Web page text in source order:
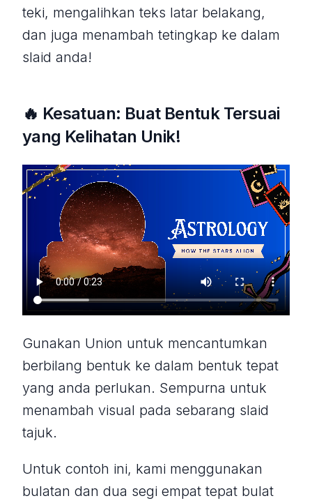
teki, mengalihkan teks latar belakang,
dan juga menambah tetingkap ke dalam
slaid anda!
🔥 Kesatuan: Buat Bentuk Tersuai
yang Kelihatan Unik!
Gunakan Union untuk mencantumkan
berbilang bentuk ke dalam bentuk tepat
yang anda perlukan. Sempurna untuk
menambah visual pada sebarang slaid
tajuk.
Untuk contoh ini, kami menggunakan
bulatan dan dua segi empat tepat bulat